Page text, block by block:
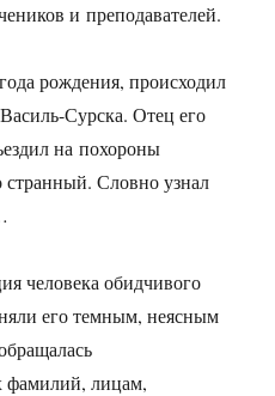
и преподавателей.
рождения, происходил
Сурска. Отец его
на похороны
странный. Словно узнал
человека обидчивого
его темным, неясным
фамилий, лицам,